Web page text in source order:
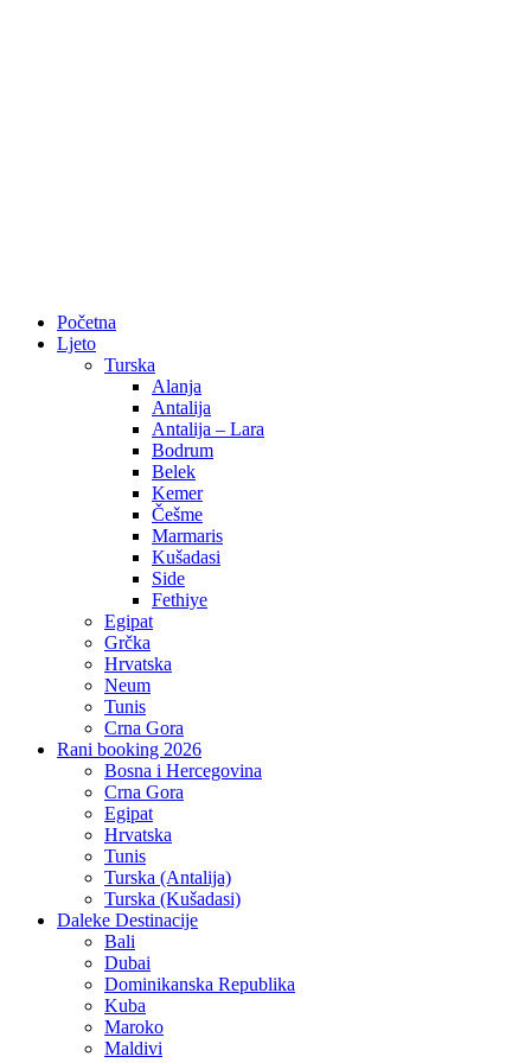
Početna
Ljeto
Turska
Alanja
Antalija
Antalija – Lara
Bodrum
Belek
Kemer
Češme
Marmaris
Kušadasi
Side
Fethiye
Egipat
Grčka
Hrvatska
Neum
Tunis
Crna Gora
Rani booking 2026
Bosna i Hercegovina
Crna Gora
Egipat
Hrvatska
Tunis
Turska (Antalija)
Turska (Kušadasi)
Daleke Destinacije
Bali
Dubai
Dominikanska Republika
Kuba
Maroko
Maldivi